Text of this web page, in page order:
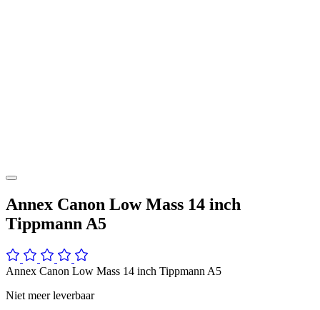
Annex Canon Low Mass 14 inch
Tippmann A5
Annex Canon Low Mass 14 inch Tippmann A5
Niet meer leverbaar